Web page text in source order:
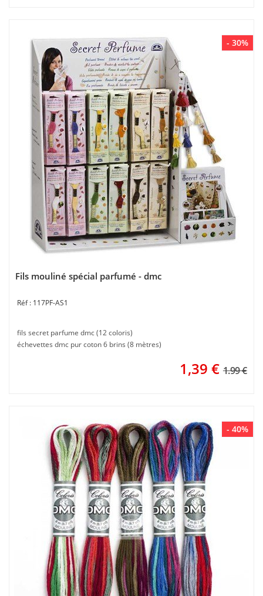
- 30%
Fils mouliné spécial parfumé - dmc
117PF-AS1
fils secret parfume dmc (12 coloris)
échevettes dmc pur coton 6 brins (8 mètres)
1,39 € 1.99 €
- 40%